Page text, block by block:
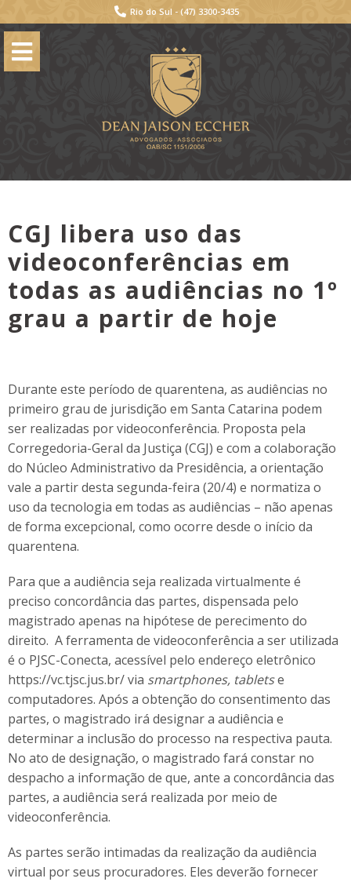
Rio do Sul - (47) 3300-3435
CGJ libera uso das
videoconferências em
todas as audiências no 1º
grau a partir de hoje
Durante este período de quarentena, as audiências no
primeiro grau de jurisdição em Santa Catarina podem
ser realizadas por videoconferência. Proposta pela
Corregedoria-Geral da Justiça (CGJ) e com a colaboração
do Núcleo Administrativo da Presidência, a orientação
vale a partir desta segunda-feira (20/4) e normatiza o
uso da tecnologia em todas as audiências – não apenas
de forma excepcional, como ocorre desde o início da
quarentena.
Para que a audiência seja realizada virtualmente é
preciso concordância das partes, dispensada pelo
magistrado apenas na hipótese de perecimento do
direito. A ferramenta de videoconferência a ser utilizada
é o PJSC-Conecta, acessível pelo endereço eletrônico
https://vc.tjsc.jus.br/ via smartphones, tabletse
computadores. Após a obtenção do consentimento das
partes, o magistrado irá designar a audiência e
determinar a inclusão do processo na respectiva pauta.
No ato de designação, o magistrado fará constar no
despacho a informação de que, ante a concordância das
partes, a audiência será realizada por meio de
videoconferência.
As partes serão intimadas da realização da audiência
virtual por seus procuradores. Eles deverão fornecer